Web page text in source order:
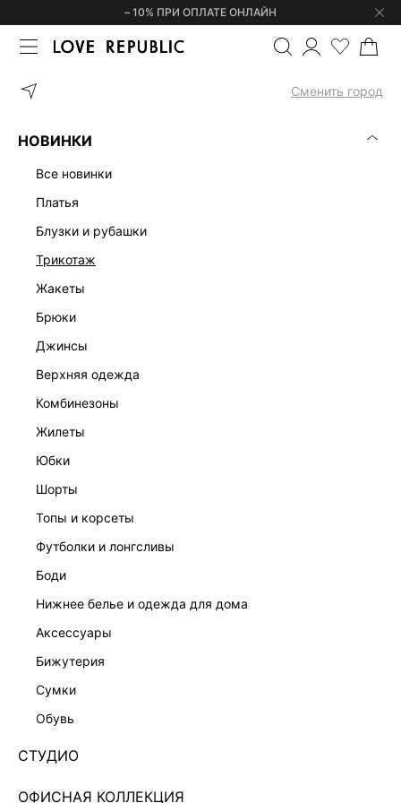
– 10% ПРИ ОПЛАТЕ ОНЛАЙН
Сменить город
НОВИНКИ
все новинки
платья
блузки и рубашки
трикотаж
жакеты
брюки
джинсы
верхняя одежда
комбинезоны
жилеты
юбки
шорты
топы и корсеты
футболки и лонгсливы
боди
нижнее белье и одежда для дома
аксессуары
бижутерия
сумки
обувь
СТУДИО
ОФИСНАЯ КОЛЛЕКЦИЯ
ГЛАВНАЯ ДЖИНСЫ RELAXED FIT СО
6151412708-102